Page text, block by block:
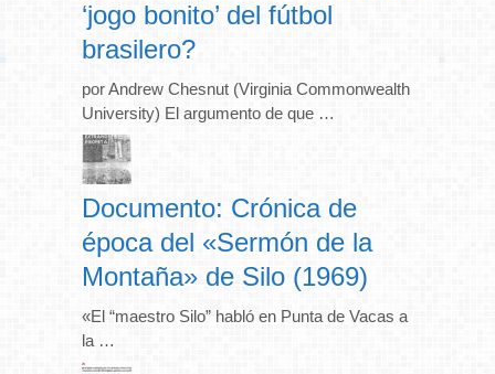
‘jogo bonito’ del fútbol
brasilero?
por Andrew Chesnut (Virginia Commonwealth
University) El argumento de que …
Documento: Crónica de
época del «Sermón de la
Montaña» de Silo (1969)
«El “maestro Silo” habló en Punta de Vacas a
la …